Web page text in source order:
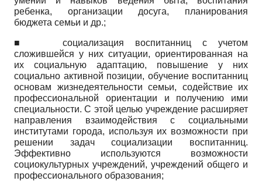
ребенка, организации досуга, планирования
бюджета семьи и др.;
■ социализация воспитанниц с учетом
сложившейся у них ситуации, ориентированная на
их социальную адаптацию, повышение у них
социально активной позиции, обучение воспитанниц
основам жизнедеятельности семьи, содействие их
профессиональной ориентации и получению ими
специальности. С этой целью учреждение расширяет
направления взаимодействия с социальными
институтами города, используя их возможности при
решении задач социализации воспитанниц.
Эффективно используются возможности
социокультурных учреждений, учреждений общего и
профессионального образования;